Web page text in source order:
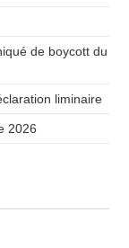
de boycott du
liminaire
2026